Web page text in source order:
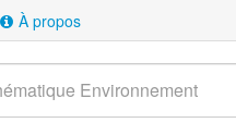
À propos